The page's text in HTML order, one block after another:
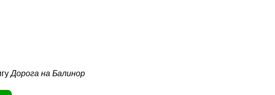
Дорога на Балинор